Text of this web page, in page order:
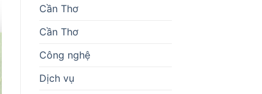
Cần Thơ
Cần Thơ
Công nghệ
Dịch vụ